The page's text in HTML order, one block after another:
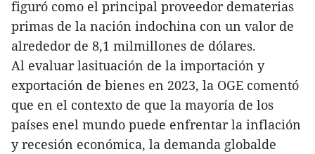
figuró como el principal proveedor dematerias
primas de la nación indochina con un valor de
alrededor de 8,1 milmillones de dólares.
Al evaluar lasituación de la importación y
exportación de bienes en 2023, la OGE comentó
que en el contexto de que la mayoría de los
países enel mundo puede enfrentar la inflación
y recesión económica, la demanda globalde